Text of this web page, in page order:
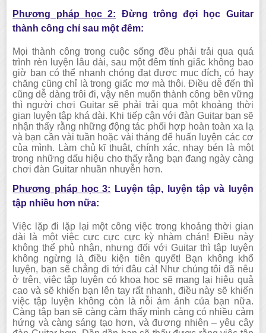
Phương pháp học 2: Đừng trông đợi học Guitar
thành công chỉ sau một đêm:
Mọi thành công trong cuộc sống đều phải trải qua quá
trình rèn luyện lâu dài, sau một đêm tỉnh giấc không bao
giờ bạn có thể nhanh chóng đạt được mục đích, có hay
chăng cũng chỉ là trong giấc mơ mà thôi. Điều dễ đến thì
cũng dễ dàng trôi đi, vậy nên muốn thành công bền vững
thì người chơi Guitar sẽ phải trải qua một khoảng thời
gian luyện tập khá dài. Khi tiếp cận với đàn Guitar bạn sẽ
nhận thấy rằng những động tác phối hợp hoàn toàn xa lạ
và bạn cần vài tuần hoặc vài tháng để huấn luyện các cơ
của mình. Làm chủ kĩ thuật, chính xác, nhạy bén là một
trong những dấu hiệu cho thấy rằng bạn đang ngày càng
chơi đàn Guitar nhuần nhuyễn hơn.
Phương pháp học 3: Luyện tập, luyện tập và luyện
tập nhiều hơn nữa:
Việc lặp đi lặp lại một công việc trong khoảng thời gian
dài là một việc cực cực cực kỳ nhàm chán! Điều này
không thể phủ nhận, nhưng đối với Guitar thì tập luyện
không ngừng là điều kiện tiên quyết! Bạn không khổ
luyện, bạn sẽ chẳng đi tới đâu cả! Như chúng tôi đã nêu
ở trên, việc tập luyện có khoa học sẽ mang lại hiệu quả
cao và sẽ khiến bạn lên tay rất nhanh, điều này sẽ khiến
việc tập luyện không còn là nỗi ám ảnh của bạn nữa.
Càng tập bạn sẽ càng cảm thấy mình càng có nhiều cảm
hứng và càng sáng tạo hơn, và đương nhiên – yêu cây